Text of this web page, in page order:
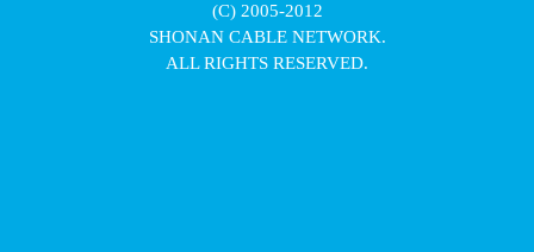
(C) 2005-2012
SHONAN CABLE NETWORK.
ALL RIGHTS RESERVED.